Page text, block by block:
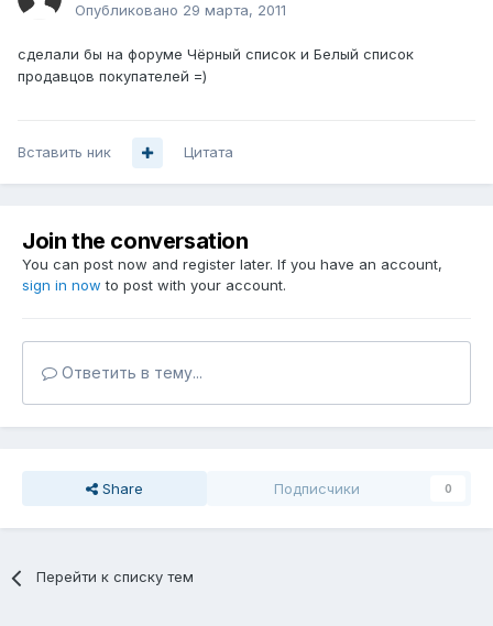
Опубликовано 29 марта, 2011
сделали бы на форуме Чёрный список и Белый список
продавцов покупателей =)
Вставить ник Цитата
Join the conversation
You can post now and register later. If you have an account,
sign in now to post with your account.
Ответить в тему...
Share Подписчики 0
Перейти к списку тем